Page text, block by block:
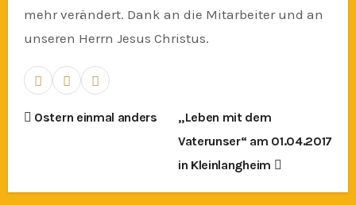
mehr verändert. Dank an die Mitarbeiter und an
unseren Herrn Jesus Christus.
Beitragsnavigation
Ostern einmal anders
„Leben mit dem
Vaterunser“ am 01.04.2017
in Kleinlangheim